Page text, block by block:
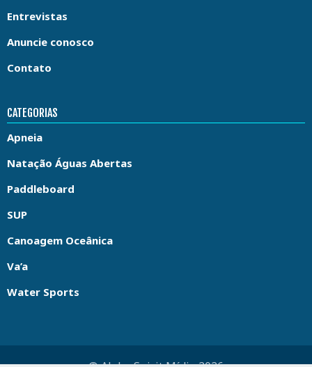
Entrevistas
Anuncie conosco
Contato
CATEGORIAS
Apneia
Natação Águas Abertas
Paddleboard
SUP
Canoagem Oceânica
Va’a
Water Sports